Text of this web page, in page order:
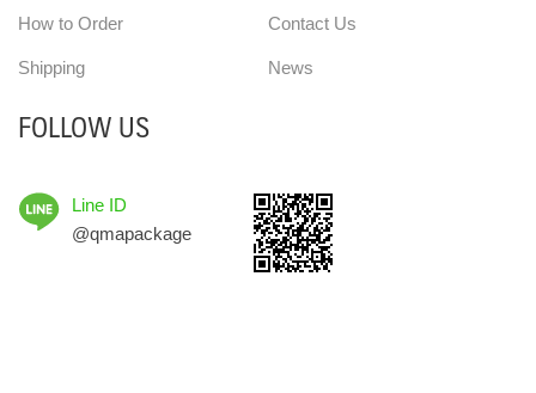
How to Order
Shipping
Contact Us
News
FOLLOW US
Line ID
@qmapackage